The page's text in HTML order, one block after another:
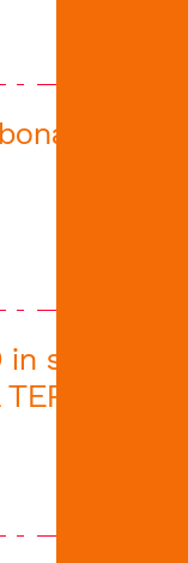
scena al